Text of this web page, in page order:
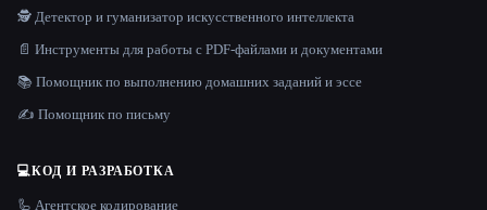
🕵️ Детектор и гуманизатор искусственного интеллекта
📄 Инструменты для работы с PDF-файлами и документами
📚 Помощник по выполнению домашних заданий и эссе
✍️ Помощник по письму
💻КОД И РАЗРАБОТКА
🦾 Агентское кодирование